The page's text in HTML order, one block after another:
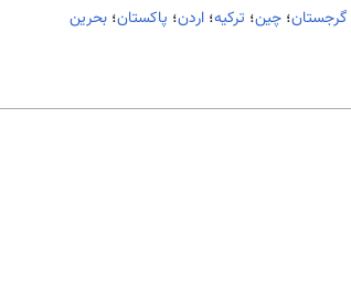
گرجستان؛ چین؛ ترکیه؛ اردن؛ پاکستان؛ بحرین